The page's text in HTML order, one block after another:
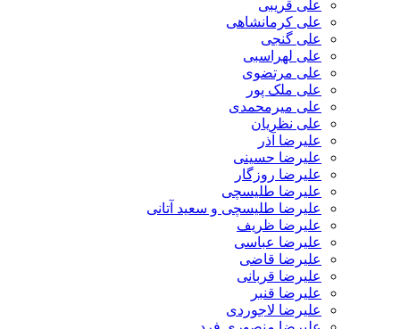
علی قریبی
علی کرمانشاهی
علی گنجی
علی لهراسبی
علی مرتضوی
علی ملک پور
علی میرمحمدی
علی نظریان
علیرضا آذر
علیرضا حسینی
علیرضا روزگار
علیرضا طلیسچی
علیرضا طلیسچی و سعید آتانی
علیرضا ظریف
علیرضا عباسی
علیرضا قاضی
علیرضا قربانی
علیرضا قنبر
علیرضا لاجوردی